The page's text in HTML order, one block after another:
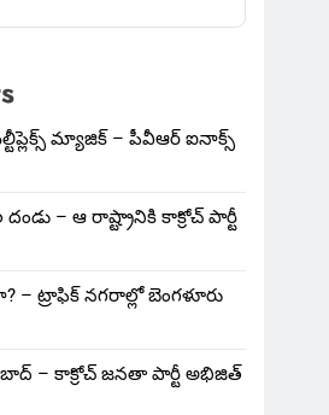
మ్యాజిక్ – పీవీఆర్ ఐనాక్స్
దండు – ఆ రాష్ట్రానికి కాక్రోచ్ పార్టీ
– ట్రాఫిక్ నగరాల్లో బెంగళూరు
– కాక్రోచ్ జనతా పార్టీ అభిజిత్